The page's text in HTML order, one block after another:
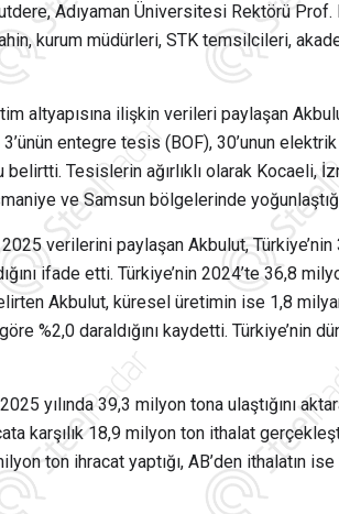
Adıyaman Üniversitesi Rektörü
kurum müdürleri, STK temsilcileri,
altyapısına ilişkin verileri paylaşan
entegre tesis (BOF), 30’unun
belirtti. Tesislerin ağırlıklı olarak Kocaeli,
ve Samsun bölgelerinde
verilerini paylaşan Akbulut,
ifade etti. Türkiye’nin 2024’te 36,8
Akbulut, küresel üretimin ise 1,8
%2,0 daraldığını kaydetti. Türkiye’nin
yılında 39,3 milyon tona ulaştığını
karşılık 18,9 milyon ton ithalat
ton ihracat yaptığı, AB’den ithalatın